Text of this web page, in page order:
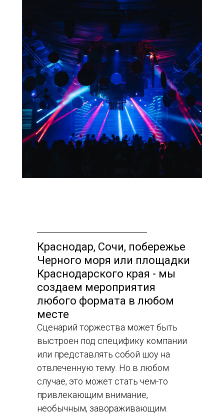
Краснодар, Сочи, побережье
Черного моря или площадки
Краснодарского края - мы
создаем мероприятия
любого формата в любом
месте
Сценарий торжества может быть
выстроен под специфику компании
или представлять собой шоу на
отвлеченную тему. Но в любом
случае, это может стать чем-то
привлекающим внимание,
необычным, завораживающим.